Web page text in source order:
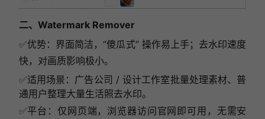
二、Watermark Remover
✅优势：界面简洁，“傻瓜式” 操作易上手；去水印速度
快，对画质影响极小。
✅适用场景：广告公司 / 设计工作室批量处理素材、普
通用户整理大量生活照去水印。
✅平台：仅网页端，浏览器访问官网即可用，无需安